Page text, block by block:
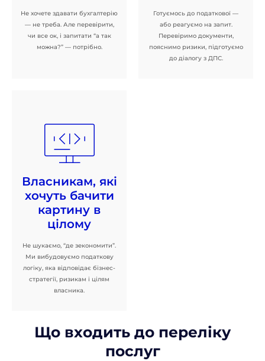
Не хочете здавати бухгалтерію
— не треба. Але перевірити,
чи все ок, і запитати “а так
можна?” — потрібно.
Готуємось до податкової —
або реагуємо на запит.
Перевіримо документи,
пояснимо ризики, підготуємо
до діалогу з ДПС.
Власникам, які
хочуть бачити
картину в
цілому
Не шукаємо, “де зекономити”.
Ми вибудовуємо податкову
логіку, яка відповідає бізнес-
стратегії, ризикам і цілям
власника.
Що входить до переліку
послуг